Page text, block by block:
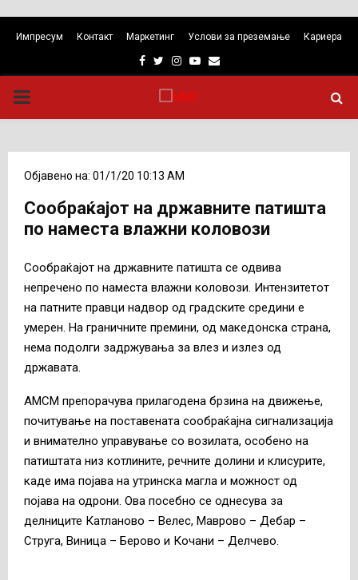
Импресум Контакт Маркетинг Услови за преземање Кариера
Facebook
TwitterInstagram
Youtube
Email
PRIMARY
Објавено на: 01/1/20 10:13 AM
Сообраќајот на државните патишта
по наместа влажни коловози
Сообраќајот на државните патишта се одвива
непречено по наместа влажни коловози. Интензитетот
на патните правци надвор од градските средини е
умерен. На граничните премини, од македонска страна,
нема подолги задржувања за влез и излез од
државата.
АМСМ препорачува прилагодена брзина на движење,
почитување на поставената сообраќајна сигнализација
и внимателно управување со возилата, особено на
патиштата низ котлините, речните долини и клисурите,
каде има појава на утринска магла и можност од
појава на одрони. Ова посебно се однесува за
делниците Катланово – Велес, Маврово – Дебар –
Струга, Виница – Берово и Кочани – Делчево.